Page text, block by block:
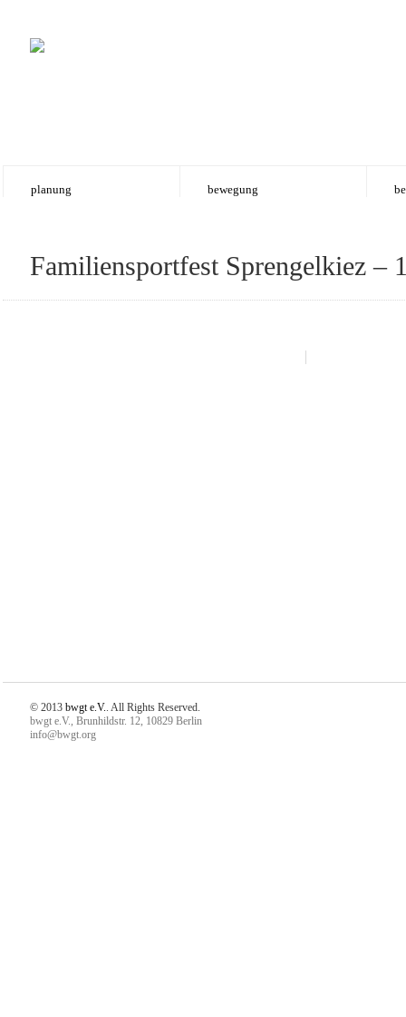
planung bewegung
Familiensportfest Sprengelkiez –
© 2013 bwgt e.V.. All Rights Reserved.
bwgt e.V., Brunhildstr. 12, 10829 Berlin
info@bwgt.org